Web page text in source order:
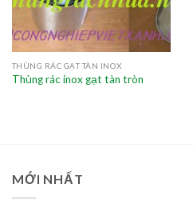
THÙNG RÁC GẠT TÀN INOX
Thùng rác inox gạt tàn tròn
MỚI NHẤT